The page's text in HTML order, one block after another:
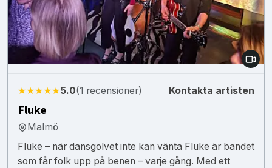
★★★★★5.0(1 recensioner) Kontakta artisten
Fluke
Malmö
Fluke – när dansgolvet inte kan vänta Fluke är bandet
som får folk upp på benen – varje gång. Med ett